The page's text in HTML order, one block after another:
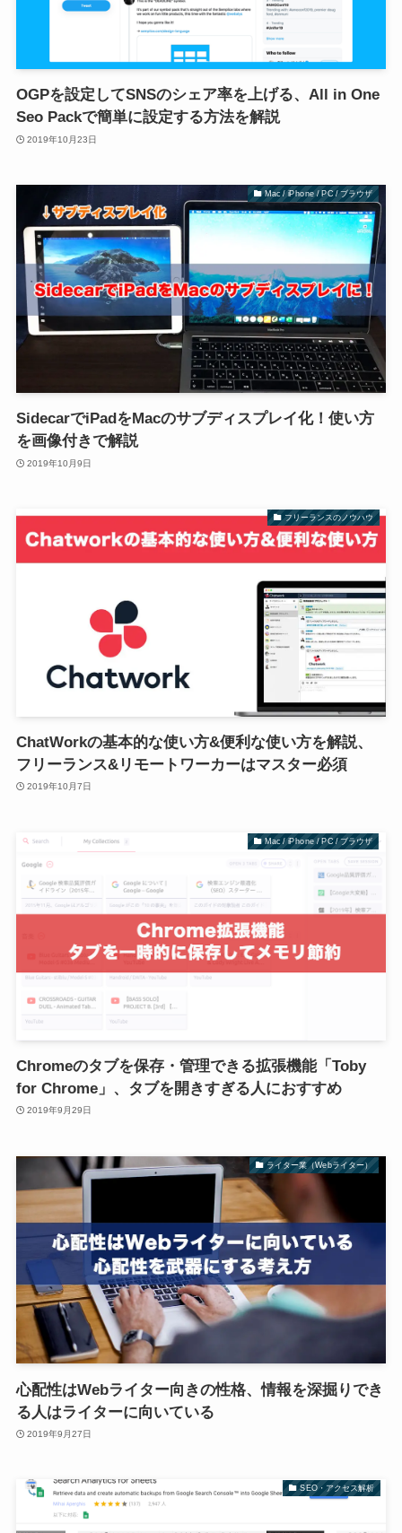
OGPを設定してSNSのシェア率を上げる、All in One
Seo Packで簡単に設定する方法を解説
2019年10月23日
Mac / iPhone / PC / ブラウザ
SidecarでiPadをMacのサブディスプレイ化！使い方
を画像付きで解説
2019年10月9日
フリーランスのノウハウ
ChatWorkの基本的な使い方&便利な使い方を解説、
フリーランス&リモートワーカーはマスター必須
2019年10月7日
Mac / iPhone / PC / ブラウザ
Chromeのタブを保存・管理できる拡張機能「Toby
for Chrome」、タブを開きすぎる人におすすめ
2019年9月29日
ライター業（Webライター）
心配性はWebライター向きの性格、情報を深掘りでき
る人はライターに向いている
2019年9月27日
SEO・アクセス解析